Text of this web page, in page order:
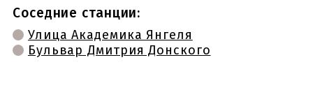
Соседние станции:
Улица Академика Янгеля
Бульвар Дмитрия Донского